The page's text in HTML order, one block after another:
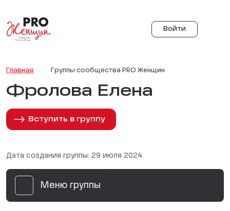
Войти
Главная Группы сообщества PRO Женщин
Фролова Елена
Вступить в группу
Дата создания группы: 29 июля 2024
Меню группы